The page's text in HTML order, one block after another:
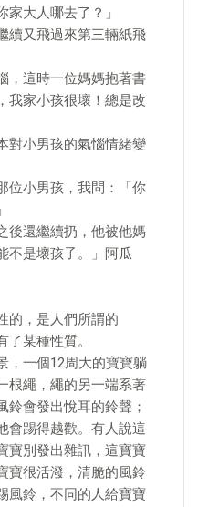
家大人哪去了？」
續又飛過來第三輛紙飛
，這時一位媽媽抱著書
我家小孩很壞！總是改
對小男孩的氣惱情緒變
位小男孩，我問：「你
後還繼續扔，他被他媽
不是壞孩子。」阿瓜
的，是人們所謂的
了某種性質。
，一個12周大的寶寶躺
根繩，繩的另一端系著
鈴會發出悅耳的鈴聲；
會踢得越歡。有人說這
寶別發出雜訊，這寶寶
寶很活潑，清脆的風鈴
風鈴，不同的人給寶寶